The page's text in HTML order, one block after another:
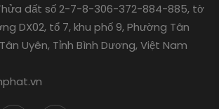
đất số 2-7-8-306-372-884-885, tờ
DX02, tổ 7, khu phố 9, Phường Tân
Uyên, Tỉnh Bình Dương, Việt Nam